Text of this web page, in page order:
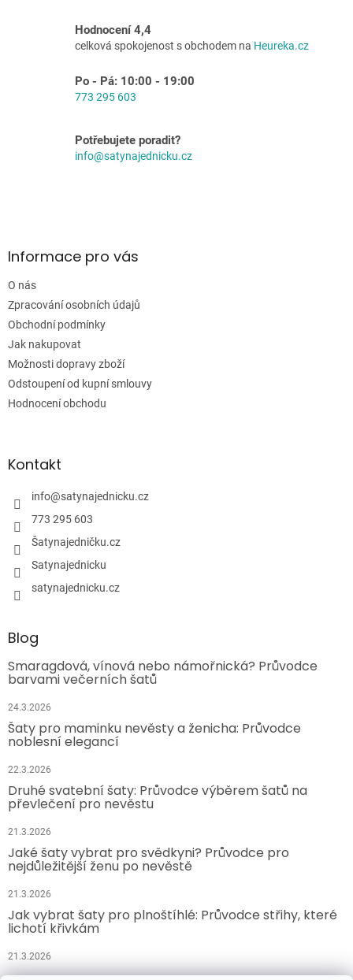
k
v
ý
s
u
Hodnocení 4,4
celková spokojenost s obchodem na Heureka.cz
Po - Pá: 10:00 - 19:00
773 295 603
Potřebujete poradit?
info@satynajednicku.cz
aInformace pro vás
O nás
Zpracování osobních údajů
Obchodní podmínky
Jak nakupovat
Možnosti dopravy zboží
Odstoupení od kupní smlouvy
Hodnocení obchodu
Kontakt
info@satynajednicku.cz
773 295 603
Šatynajedničku.cz
Satynajednicku
satynajednicku.cz
Blog
Smaragdová, vínová nebo námořnická? Průvodce
barvami večerních šatů
24.3.2026
Šaty pro maminku nevěsty a ženicha: Průvodce
noblesní elegancí
22.3.2026
Druhé svatební šaty: Průvodce výběrem šatů na
převlečení pro nevěstu
21.3.2026
Jaké šaty vybrat pro svědkyni? Průvodce pro
nejdůležitější ženu po nevěstě
21.3.2026
Jak vybrat šaty pro plnoštíhlé: Průvodce střihy, které
lichotí křivkám
21.3.2026